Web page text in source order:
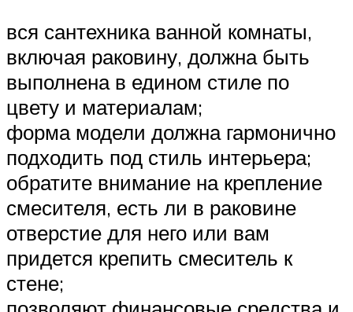
вся сантехника ванной комнаты,
включая раковину, должна быть
выполнена в едином стиле по
цвету и материалам;
форма модели должна гармонично
подходить под стиль интерьера;
обратите внимание на крепление
смесителя, есть ли в раковине
отверстие для него или вам
придется крепить смеситель к
стене;